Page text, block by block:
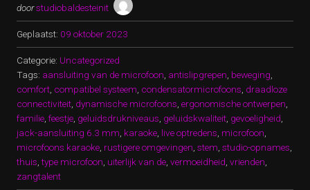
doorstudiobaldesteinit
Geplaatst: 09 oktober 2023
Categorie: Uncategorized
Tags: aansluiting van de microfoon antislipgrepen beweging
comfort compatibel systeem condensatormicrofoons draadloze
connectiviteit dynamische microfoons ergonomische ontwerpen
familie feestje geluidsdrukniveaus geluidskwaliteit gevoeligheid
jack-aansluiting 6.3 mm karaoke live optredens microfoon
microfoons karaoke rustigere omgevingen stem studio-opnames
thuis ,type microfoon uiterlijk van de vermoeidheid vrienden
zangtalent